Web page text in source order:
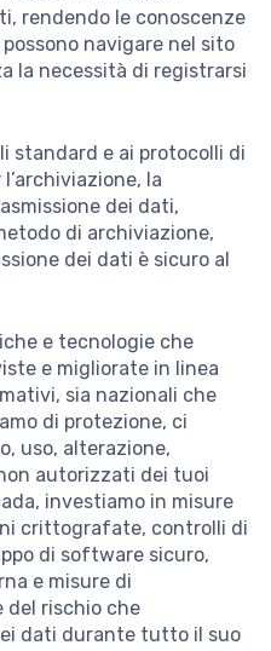
rendendo le conoscenze
navigare nel sito
la necessità di registrarsi
standard e ai protocolli di
la
dei dati,
di archiviazione,
dei dati è sicuro al
e tecnologie che
e migliorate in linea
sia nazionali che
di protezione, ci
uso, alterazione,
autorizzati dei tuoi
investiamo in misure
crittografate, controlli di
di software sicuro,
e misure di
del rischio che
dati durante tutto il suo